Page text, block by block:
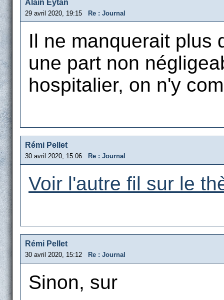
Alain Eytan
29 avril 2020, 19:15 Re : Journal
Il ne manquerait plus
une part non
hospitalier, on n'y
Rémi Pellet
30 avril 2020, 15:06 Re : Journal
Voir l'autre fil sur le
Rémi Pellet
30 avril 2020, 15:12 Re : Journal
Sinon, sur